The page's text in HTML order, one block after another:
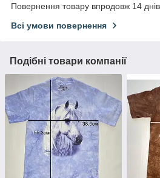
Повернення товару впродовж 14
Всі умови повернення
Подібні товари компанії